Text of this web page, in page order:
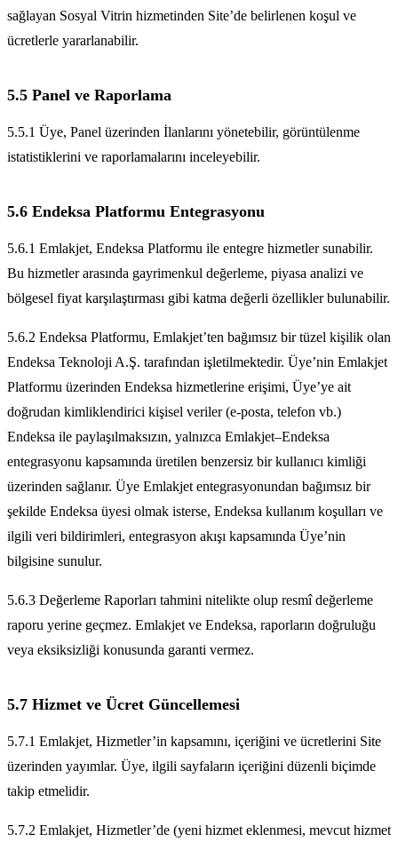
sağlayan Sosyal Vitrin hizmetinden Site’de belirlenen koşul ve
ücretlerle yararlanabilir.
5.5 Panel ve Raporlama
5.5.1 Üye, Panel üzerinden İlanlarını yönetebilir, görüntülenme
istatistiklerini ve raporlamalarını inceleyebilir.
5.6 Endeksa Platformu Entegrasyonu
5.6.1 Emlakjet, Endeksa Platformu ile entegre hizmetler sunabilir.
Bu hizmetler arasında gayrimenkul değerleme, piyasa analizi ve
bölgesel fiyat karşılaştırması gibi katma değerli özellikler bulunabilir.
5.6.2 Endeksa Platformu, Emlakjet’ten bağımsız bir tüzel kişilik olan
Endeksa Teknoloji A.Ş. tarafından işletilmektedir. Üye’nin Emlakjet
Platformu üzerinden Endeksa hizmetlerine erişimi, Üye’ye ait
doğrudan kimliklendirici kişisel veriler (e-posta, telefon vb.)
Endeksa ile paylaşılmaksızın, yalnızca Emlakjet–Endeksa
entegrasyonu kapsamında üretilen benzersiz bir kullanıcı kimliği
üzerinden sağlanır. Üye Emlakjet entegrasyonundan bağımsız bir
şekilde Endeksa üyesi olmak isterse, Endeksa kullanım koşulları ve
ilgili veri bildirimleri, entegrasyon akışı kapsamında Üye’nin
bilgisine sunulur.
5.6.3 Değerleme Raporları tahmini nitelikte olup resmî değerleme
raporu yerine geçmez. Emlakjet ve Endeksa, raporların doğruluğu
veya eksiksizliği konusunda garanti vermez.
5.7 Hizmet ve Ücret Güncellemesi
5.7.1 Emlakjet, Hizmetler’in kapsamını, içeriğini ve ücretlerini Site
üzerinden yayımlar. Üye, ilgili sayfaların içeriğini düzenli biçimde
takip etmelidir.
5.7.2 Emlakjet, Hizmetler’de (yeni hizmet eklenmesi, mevcut hizmet